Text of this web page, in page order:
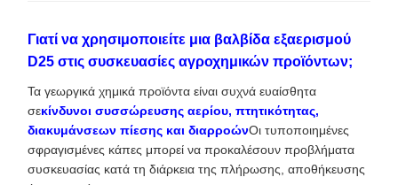
Γιατί να χρησιμοποιείτε μια βαλβίδα εξαερισμού
D25 στις συσκευασίες αγροχημικών προϊόντων;
Τα γεωργικά χημικά προϊόντα είναι συχνά ευαίσθητα
σεκίνδυνοι συσσώρευσης αερίου, πτητικότητας,
διακυμάνσεων πίεσης και διαρροώνΟι τυποποιημένες
σφραγισμένες κάπες μπορεί να προκαλέσουν προβλήματα
συσκευασίας κατά τη διάρκεια της πλήρωσης, αποθήκευσης